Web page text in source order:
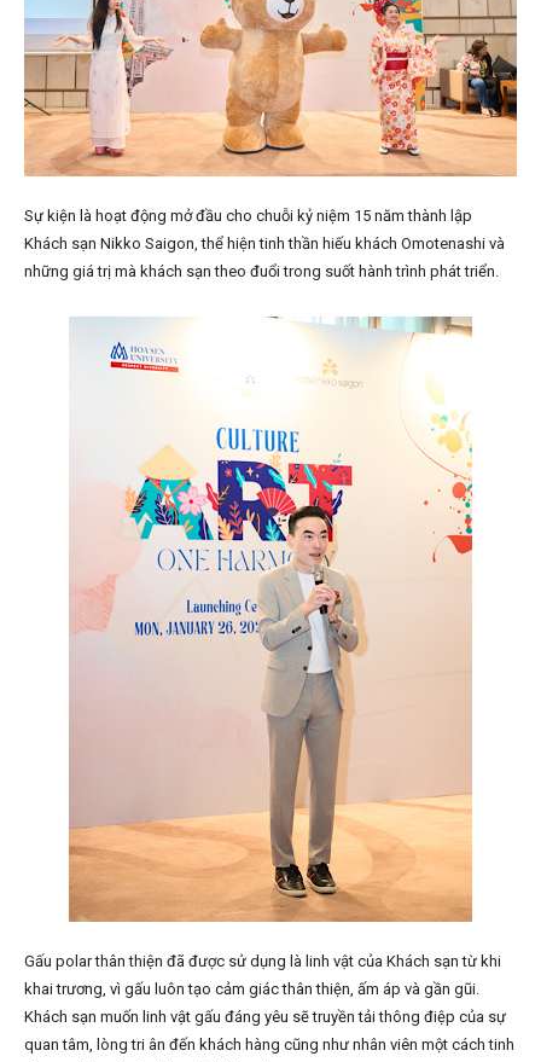
Sự kiện là hoạt động mở đầu cho chuỗi kỷ niệm 15 năm thành lập
Khách sạn Nikko Saigon, thể hiện tinh thần hiếu khách Omotenashi và
những giá trị mà khách sạn theo đuổi trong suốt hành trình phát triển.
Gấu polar thân thiện đã được sử dụng là linh vật của Khách sạn từ khi
khai trương, vì gấu luôn tạo cảm giác thân thiện, ấm áp và gần gũi.
Khách sạn muốn linh vật gấu đáng yêu sẽ truyền tải thông điệp của sự
quan tâm, lòng tri ân đến khách hàng cũng như nhân viên một cách tinh